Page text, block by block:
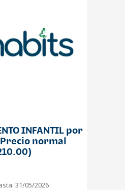
INFANTIL por
normal
31/05/2026